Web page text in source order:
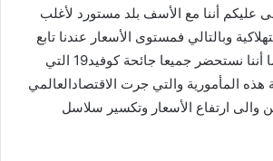
عليكم أننا مع الأسف بلد مستورد لأغلب
وبالتالي فمستوى الأسعار عندنا تابع
لمستواها العالمي. كما أننا نستحضر جميعا جائحة كوفيد19 التي
المأمورية والتي جرت الاقتصادالعالمي
والى ارتفاع الأسعار وتكسير سلاسل